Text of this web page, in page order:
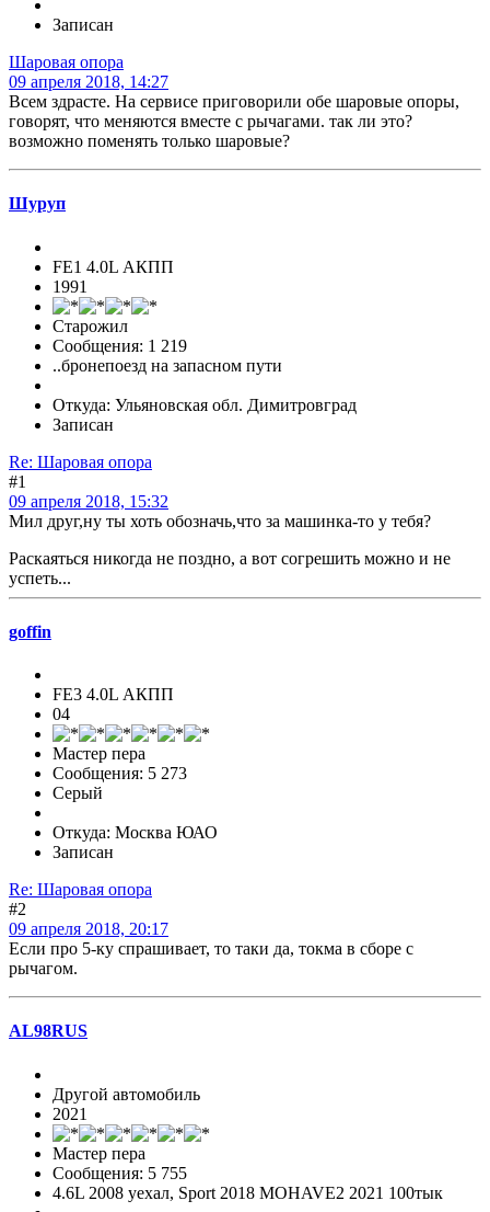
Записан
Шаровая опора
09 апреля 2018, 14:27
Всем здрасте. На сервисе приговорили обе шаровые опоры,
говорят, что меняются вместе с рычагами. так ли это?
возможно поменять только шаровые?
Шуруп
FE1 4.0L АКПП
1991
Старожил
Сообщения: 1 219
..бронепоезд на запасном пути
Откуда: Ульяновская обл. Димитровград
Записан
Re: Шаровая опора
#1
09 апреля 2018, 15:32
Мил друг,ну ты хоть обозначь,что за машинка-то у тебя?
Раскаяться никогда не поздно, а вот согрешить можно и не
успеть...
goffin
FE3 4.0L АКПП
04
Мастер пера
Сообщения: 5 273
Серый
Откуда: Москва ЮАО
Записан
Re: Шаровая опора
#2
09 апреля 2018, 20:17
Если про 5-ку спрашивает, то таки да, токма в сборе с
рычагом.
AL98RUS
Другой автомобиль
2021
Мастер пера
Сообщения: 5 755
4.6L 2008 уехал, Sport 2018 MOHAVE2 2021 100тык